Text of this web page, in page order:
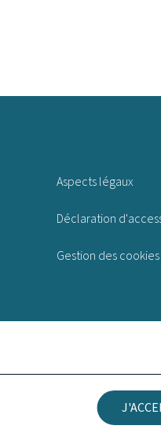
Aspects légaux
Déclaration
Gestion des cookies